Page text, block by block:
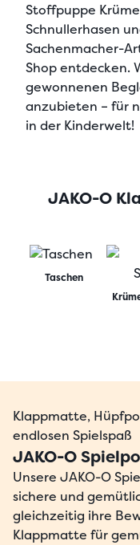
Stoffpuppe
Schnullerhasen
Sachenmacher-
Shopentdecken.
gewonnenen
anzubieten – für
in der Kinderwelt!
JAKO-O
Taschen
Klappmatte,
endlosen Spielspaß
JAKO-O
Unsere JAKO-O
sichere und
gleichzeitig ihre
Klappmatte für